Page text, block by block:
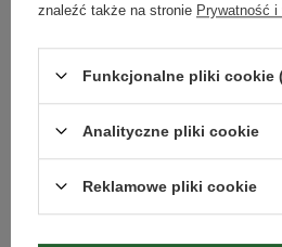
INNE PRODUKTY
Lista alkoholi
Strona przeznaczona dla
Czy masz
TAK
znaleźć także na stronie Prywatność i
Funkcjonalne pliki cookie
Analityczne pliki cookie
Reklamowe pliki cookie